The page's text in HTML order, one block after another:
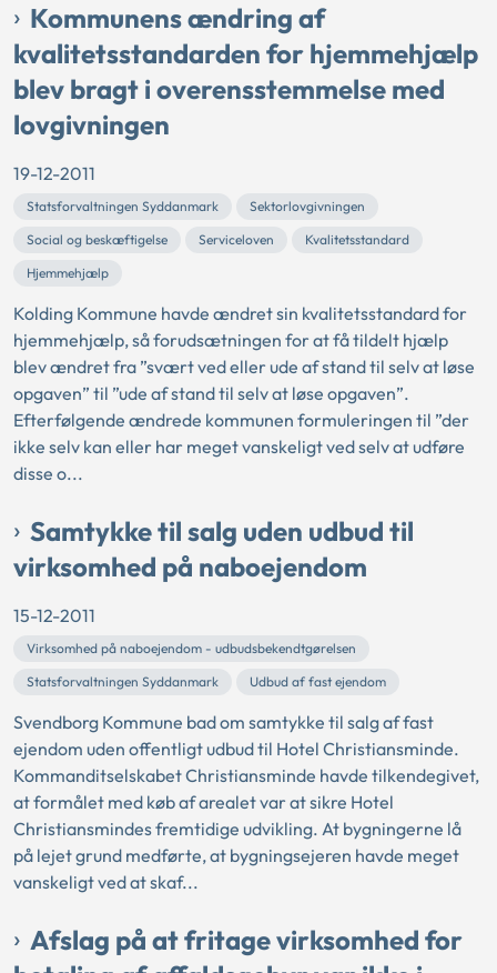
Kommunens ændring af
kvalitetsstandarden for hjemmehjælp
blev bragt i overensstemmelse med
lovgivningen
19-12-2011
Statsforvaltningen Syddanmark
Sektorlovgivningen
Social og beskæftigelse
Serviceloven
Kvalitetsstandard
Hjemmehjælp
Kolding Kommune havde ændret sin kvalitetsstandard for
hjemmehjælp, så forudsætningen for at få tildelt hjælp
blev ændret fra ”svært ved eller ude af stand til selv at løse
opgaven” til ”ude af stand til selv at løse opgaven”.
Efterfølgende ændrede kommunen formuleringen til ”der
ikke selv kan eller har meget vanskeligt ved selv at udføre
disse o...
Samtykke til salg uden udbud til
virksomhed på naboejendom
15-12-2011
Virksomhed på naboejendom - udbudsbekendtgørelsen
Statsforvaltningen Syddanmark
Udbud af fast ejendom
Svendborg Kommune bad om samtykke til salg af fast
ejendom uden offentligt udbud til Hotel Christiansminde.
Kommanditselskabet Christiansminde havde tilkendegivet,
at formålet med køb af arealet var at sikre Hotel
Christiansmindes fremtidige udvikling. At bygningerne lå
på lejet grund medførte, at bygningsejeren havde meget
vanskeligt ved at skaf...
Afslag på at fritage virksomhed for